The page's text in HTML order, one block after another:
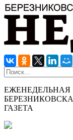
ЕЖЕНЕДЕЛЬНАЯ
ГАЗЕТА